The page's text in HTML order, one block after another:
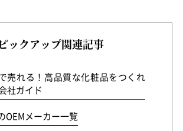
ックアップ関連記事
売れる！高品質な化粧品をつくれ
社ガイド
OEMメーカー一覧